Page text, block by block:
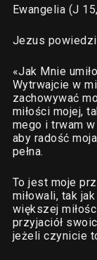
Ewangelia (J
Jezus
«Jak Mnie
Wytrwajcie w
zachowywać
miłości mojej,
mego i trwam
aby radość
pełna.
To jest moje
miłowali, tak
większej
przyjaciół
jeżeli czynicie